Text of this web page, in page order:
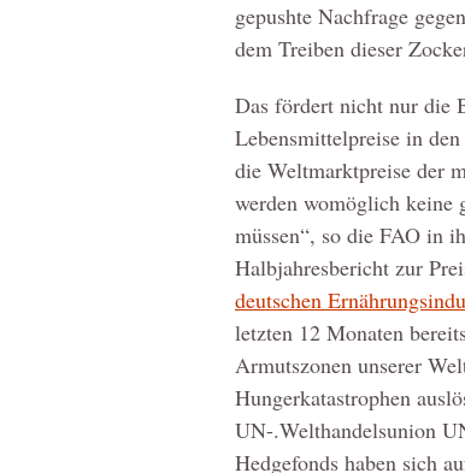
gepushte Nachfrage
dem Treiben dieser
Das fördert nicht nur die
Lebensmittelpreise in
die Weltmarktpreise der
werden womöglich keine
müssen“, so die FAO in
Halbjahresbericht zur
deutschen
letzten 12 Monaten
Armutszonen unserer
Hungerkatastrophen
UN-.Welthandelsunion
Hedgefonds haben sich